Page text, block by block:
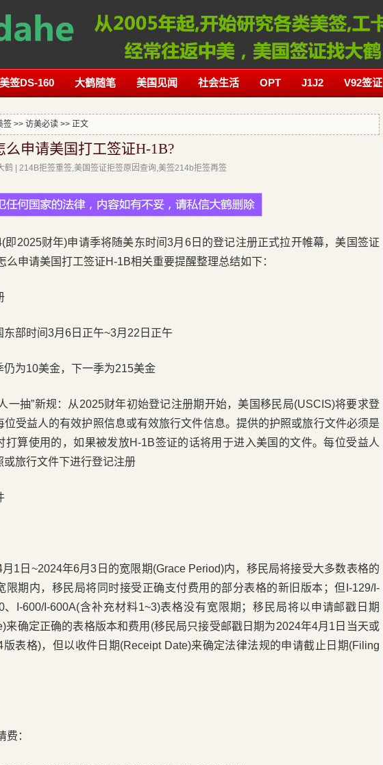
美签DS-160 大鹤随笔 美国见闻 社会生活 OPT J1J2 V92签证
签 >> 访美必读 >> 正文
么申请美国打工签证H-1B?
鹤 | 214B拒签重签,美国签证拒签原因查询,美签214b拒签再签
即2025财年)申请季将随美东时间3月6日的登记注册正式拉开帷幕，美国签证
么申请美国打工签证H-1B相关重要提醒整理总结如下：
东部时间3月6日正午~3月22日正午
仍为10美金，下一季为215美金
一抽”新规：从2025财年初始登记注册期开始，美国移民局(USCIS)将要求登
位受益人的有效护照信息或有效旅行文件信息。提供的护照或旅行文件必须是
打算使用的，如果被发放H-1B签证的话将用于进入美国的文件。每位受益人
或旅行文件下进行登记注册
1日~2024年6月3日的宽限期(Grace Period)内，移民局将接受大多数表格的
限期内，移民局将同时接受正确支付费用的部分表格的新旧版本；但I-129/I-
、I-600/I-600A(含补充材料1~3)表格没有宽限期；移民局将以申请邮戳日期
来确定正确的表格版本和费用(移民局只接受邮戳日期为2024年4月1日当天或
版表格)，但以收件日期(Receipt Date)来确定法律法规的申请截止日期(Filing
费：